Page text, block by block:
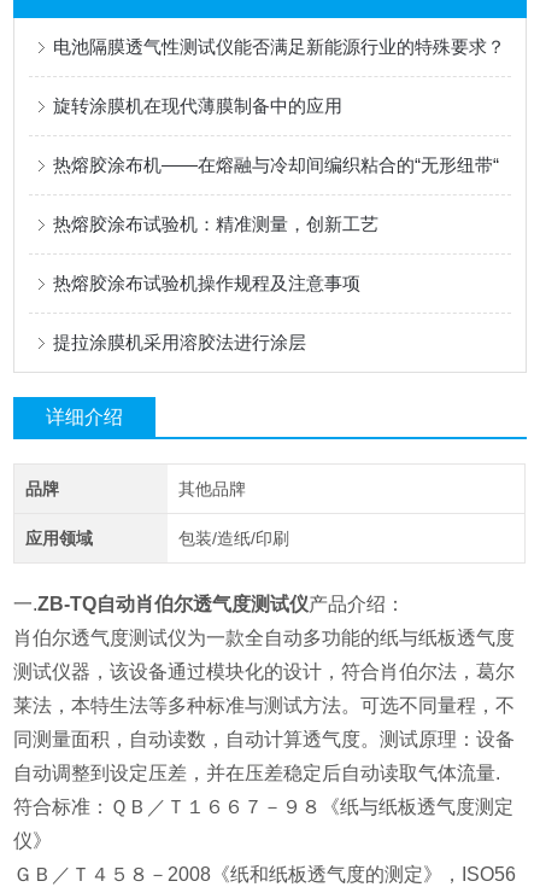
电池隔膜透气性测试仪能否满足新能源行业的特殊要求？
旋转涂膜机在现代薄膜制备中的应用
热熔胶涂布机——在熔融与冷却间编织粘合的“无形纽带“
热熔胶涂布试验机：精准测量，创新工艺
热熔胶涂布试验机操作规程及注意事项
提拉涂膜机采用溶胶法进行涂层
详细介绍
品牌 其他品牌
应用领域 包装/造纸/印刷
一.ZB-TQ自动肖伯尔透气度测试仪产品介绍：
肖伯尔透气度测试仪为一款全自动多功能的纸与纸板透气度
测试仪器，该设备通过模块化的设计，符合肖伯尔法，葛尔
莱法，本特生法等多种标准与测试方法。可选不同量程，不
同测量面积，自动读数，自动计算透气度。测试原理：设备
自动调整到设定压差，并在压差稳定后自动读取气体流量.
符合标准：ＱＢ／Ｔ１６６７－９８《纸与纸板透气度测定
仪》
ＧＢ／Ｔ４５８－2008《纸和纸板透气度的测定》，ISO56